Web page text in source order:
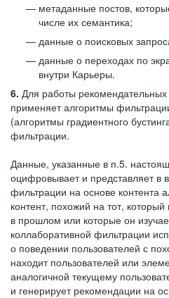
метаданные постов,
числе их семантика;
данные о поисковых
данные о переходах по
внутри Карьеры.
6. Для работы
применяет алгоритмы
(алгоритмы градиентного
фильтрации.
Данные, указанные в п.5.
оцифровывает и представляет в
фильтрации на основе контента
контент, похожий на тот,
в прошлом или которые он
коллаборативной фильтрации
о поведении пользователей с
находит пользователей или
аналогичной текущему
и генерирует рекомендации на